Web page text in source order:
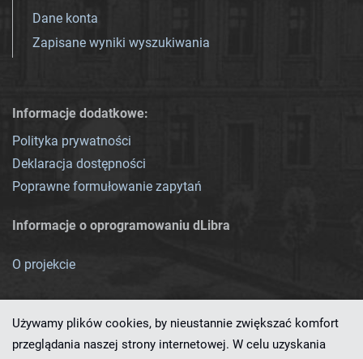
Dane konta
Zapisane wyniki wyszukiwania
Informacje dodatkowe:
Polityka prywatności
Deklaracja dostępności
Poprawne formułowanie zapytań
Informacje o oprogramowaniu dLibra
O projekcie
Używamy plików cookies, by nieustannie zwiększać komfort
przeglądania naszej strony internetowej. W celu uzyskania